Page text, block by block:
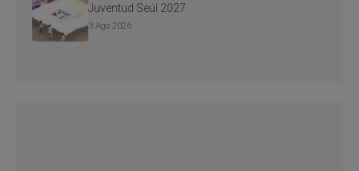
Juventud Seúl 2027
3 Ago 2026